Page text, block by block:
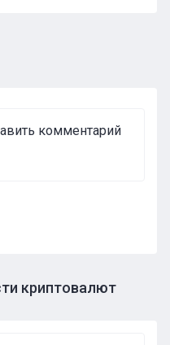
комментарий
криптовалют